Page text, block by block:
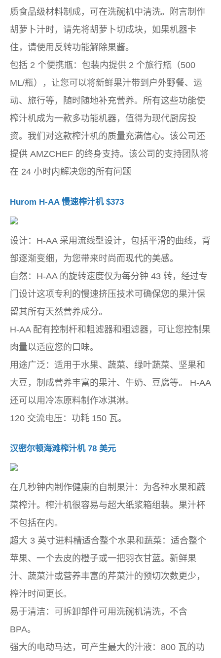
质食品级材料制成，可在洗碗机中清洗。附言制作
胡萝卜汁时，请先将胡萝卜切成块，如果机器卡
住，请使用反转功能解除果酱。
包括 2 个便携瓶：包装内提供 2 个旅行瓶（500
ML/瓶），让您可以将新鲜果汁带到户外野餐、运
动、旅行等，随时随地补充营养。所有这些功能使
榨汁机成为一款多功能机器，值得为现代厨房投
资。我们对这款榨汁机的质量充满信心。该公司还
提供 AMZCHEF 的终身支持。该公司的支持团队将
在 24 小时内解决您的所有问题
Hurom H-AA 慢速榨汁机 $373
设计：H-AA 采用流线型设计，包括平滑的曲线，背
部逐渐变细，为您带来时尚而现代的美感。
自然：H-AA 的旋转速度仅为每分钟 43 转，经过专
门设计这项专利的慢速挤压技术可确保您的果汁保
留其所有天然营养成分。
H-AA 配有控制杆和粗滤器和粗滤器，可让您控制果
肉量以适应您的口味。
用途广泛：适用于水果、蔬菜、绿叶蔬菜、坚果和
大豆，制成营养丰富的果汁、牛奶、豆腐等。 H-AA
还可以用冷冻原料制作冰淇淋。
120 交流电压：功耗 150 瓦。
汉密尔顿海滩榨汁机 78 美元
在几秒钟内制作健康的自制果汁：为各种水果和蔬
菜榨汁。榨汁机很容易与超大纸浆箱组装。果汁杯
不包括在内。
超大 3 英寸进料槽适合整个水果和蔬菜：适合整个
苹果、一个去皮的橙子或一把羽衣甘蓝。新鲜果
汁、蔬菜汁或营养丰富的芹菜汁的预切次数更少，
榨汁时间更长。
易于清洁：可拆卸部件可用洗碗机清洗，不含
BPA。
强大的电动马达，可产生最大的汁液：800 瓦的功